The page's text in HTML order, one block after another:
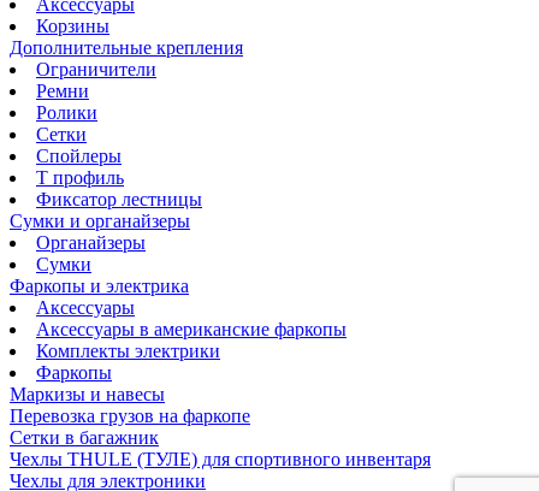
Аксессуары
Корзины
Дополнительные крепления
Ограничители
Ремни
Ролики
Сетки
Спойлеры
Т профиль
Фиксатор лестницы
Сумки и органайзеры
Органайзеры
Сумки
Фаркопы и электрика
Аксессуары
Аксессуары в американские фаркопы
Комплекты электрики
Фаркопы
Маркизы и навесы
Перевозка грузов на фаркопе
Сетки в багажник
Чехлы THULE (ТУЛЕ) для спортивного инвентаря
Чехлы для электроники